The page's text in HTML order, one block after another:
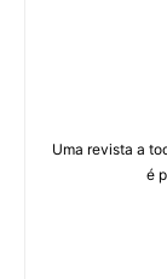
Uma revista a
é